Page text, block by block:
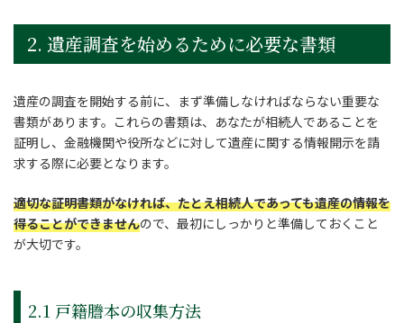
2. 遺産調査を始めるために必要な書類
遺産の調査を開始する前に、まず準備しなければならない重要な
書類があります。これらの書類は、あなたが相続人であることを
証明し、金融機関や役所などに対して遺産に関する情報開示を請
求する際に必要となります。
適切な証明書類がなければ、たとえ相続人であっても遺産の情報を
得ることができませんので、最初にしっかりと準備しておくこと
が大切です。
2.1 戸籍謄本の収集方法